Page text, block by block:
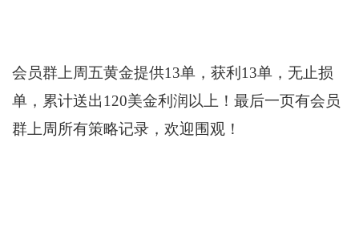
会员群上周五黄金提供13单，获利13单，无止损
单，累计送出120美金利润以上！最后一页有会员
群上周所有策略记录，欢迎围观！